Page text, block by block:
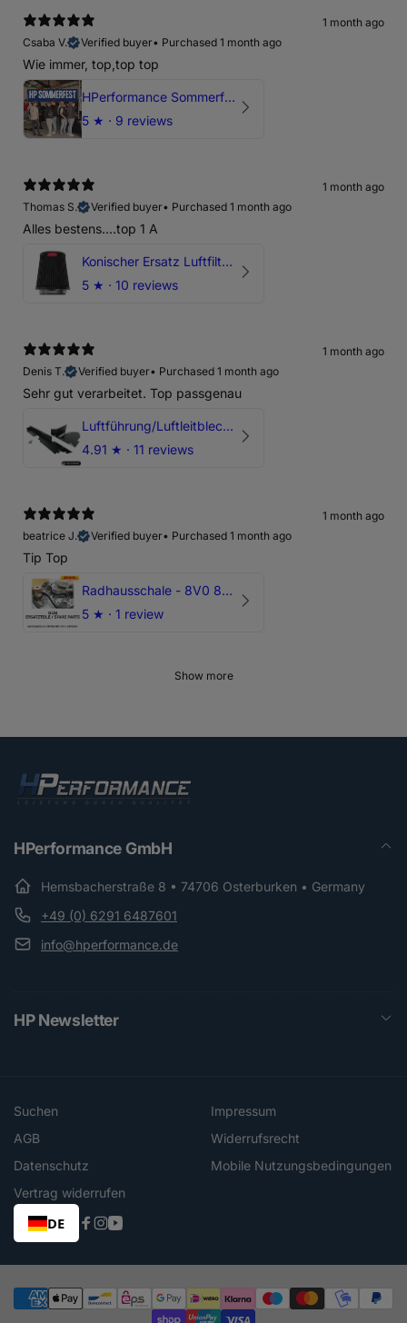
1 month ago
Csaba V.
Verified buyer• Purchased 1 month ago
Wie immer, top,top top
HPerformance Sommerfest 2026
5 ★ · 9 reviews
1 month ago
Thomas S.
Verified buyer• Purchased 1 month ago
Alles bestens....top 1 A
Konischer Ersatz Luftfilter Pilz - 4" & 5" Offene Ansaugung
5 ★ · 10 reviews
1 month ago
Denis T.
Verified buyer• Purchased 1 month ago
Sehr gut verarbeitet. Top passgenau
Luftführung/Luftleitblech 5" 125mm offene Ansaugung HPerformance
4.91 ★ · 11 reviews
1 month ago
beatrice J.
Verified buyer• Purchased 1 month ago
Tip Top
Radhausschale - 8V0 821 191 C - Original Ersatzteil für Audi RS3 Sportback
5 ★ · 1 review
Show more
HPerformance GmbH
Hemsbacherstraße 8 • 74706 Osterburken • Germany
+49 (0) 6291 6487601
info@hperformance.de
HP Newsletter
Suchen
Impressum
AGB
Widerrufsrecht
Datenschutz
Mobile Nutzungsbedingungen
Vertrag widerrufen
DE
Facebook
Instagram
YouTube
Zahlungsmethoden